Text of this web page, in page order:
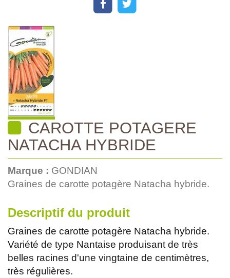
CAROTTE POTAGERE
NATACHA HYBRIDE
Marque : GONDIAN
Graines de carotte potagère Natacha hybride.
Descriptif du produit
Graines de carotte potagère Natacha hybride.
Variété de type Nantaise produisant de très
belles racines d'une vingtaine de centimètres,
très régulières.